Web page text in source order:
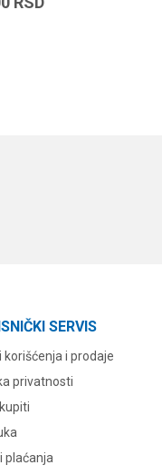
SERVIS
korišćenja i prodaje
privatnosti
plaćanja